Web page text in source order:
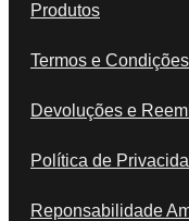
Produtos
Termos e Condições
Devoluções e
Política de
Reponsabilidade